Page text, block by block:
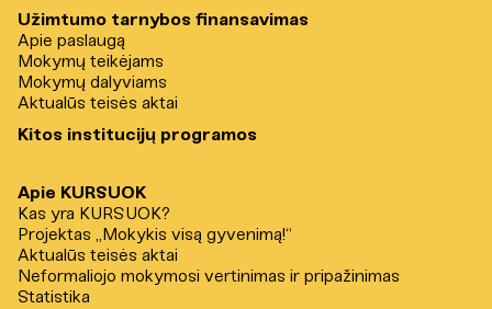
Užimtumo tarnybos finansavimas
Apie paslaugą
Mokymų teikėjams
Mokymų dalyviams
Aktualūs teisės aktai
Kitos institucijų programos
Apie KURSUOK
Kas yra KURSUOK?
Projektas „Mokykis visą gyvenimą!“
Aktualūs teisės aktai
Neformaliojo mokymosi vertinimas ir pripažinimas
Statistika